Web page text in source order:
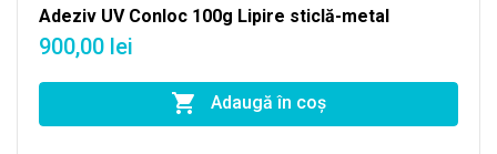
Adeziv UV Conloc 100g Lipire sticlă-metal
900,00 lei
Adaugă în coş